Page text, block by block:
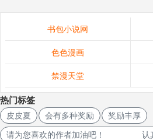
书包小说网
色色漫画
禁漫天堂
热门标签
皮皮夏 会有多种奖励 奖励丰厚
请为您喜欢的作者加油吧！ 认真